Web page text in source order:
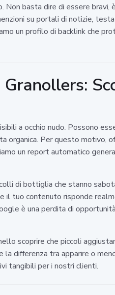
basta dire di essere
su portali di notizie,
un profilo di backlink che
a occhio nudo. Possono
organica. Per questo motivo,
un report automatico
di bottiglia che stanno
tuo contenuto risponde
è una perdita di
scoprire che piccoli
la differenza tra apparire o
tangibili per i nostri clienti.